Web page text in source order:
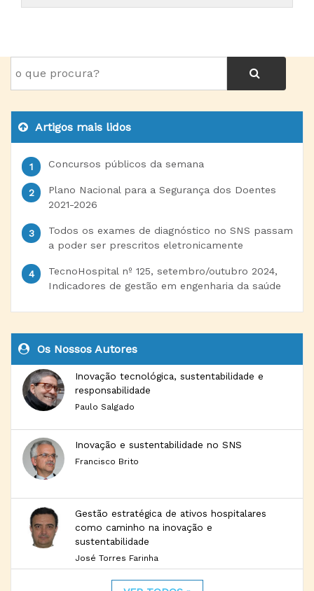
Artigos mais lidos
Concursos públicos da semana
Plano Nacional para a Segurança dos Doentes
2021-2026
Todos os exames de diagnóstico no SNS passam
a poder ser prescritos eletronicamente
TecnoHospital nº 125, setembro/outubro 2024,
Indicadores de gestão em engenharia da saúde
Os Nossos Autores
Inovação tecnológica, sustentabilidade e
responsabilidade
Paulo Salgado
Inovação e sustentabilidade no SNS
Francisco Brito
Gestão estratégica de ativos hospitalares
como caminho na inovação e
sustentabilidade
José Torres Farinha